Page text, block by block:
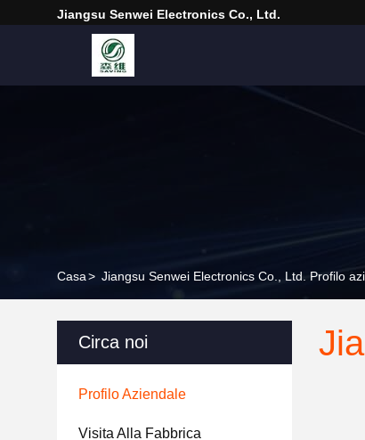
Jiangsu Senwei Electronics Co., Ltd.
Casa> Jiangsu Senwei Electronics Co., Ltd. Profilo
Circa noi
Profilo Aziendale
Visita Alla Fabbrica